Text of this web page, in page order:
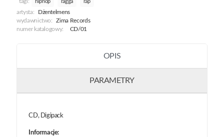
tagi:
hiphop ragga rap
artysta:
Dżentelmens
wydawnictwo:
Zima Records
numer katalogowy:
CD/01
OPIS
PARAMETRY
CD, Digipack
Informacje: